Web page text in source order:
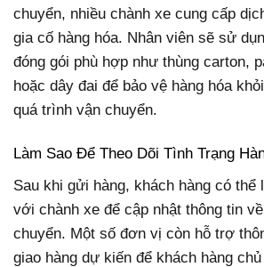
chuyển, nhiều chành xe cung cấp
gia cố hàng hóa. Nhân viên sẽ sử
đóng gói phù hợp như thùng carton,
hoặc dây đai để bảo vệ hàng hóa
quá trình vận chuyển.
Làm Sao Để Theo Dõi Tình Trạng
Sau khi gửi hàng, khách hàng có thể
với chành xe để cập nhật thông tin
chuyển. Một số đơn vị còn hỗ trợ
giao hàng dự kiến để khách hàng